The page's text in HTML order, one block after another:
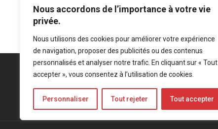
Nous accordons de l’importance à votre vie
privée.
Nous utilisons des cookies pour améliorer votre expérience
de navigation, proposer des publicités ou des contenus
personnalisés et analyser notre trafic. En cliquant sur « Tout
accepter », vous consentez à l’utilisation de cookies.
Personnaliser Tout rejeter Tout accepter
Mentions légales-Politique de confidentialité